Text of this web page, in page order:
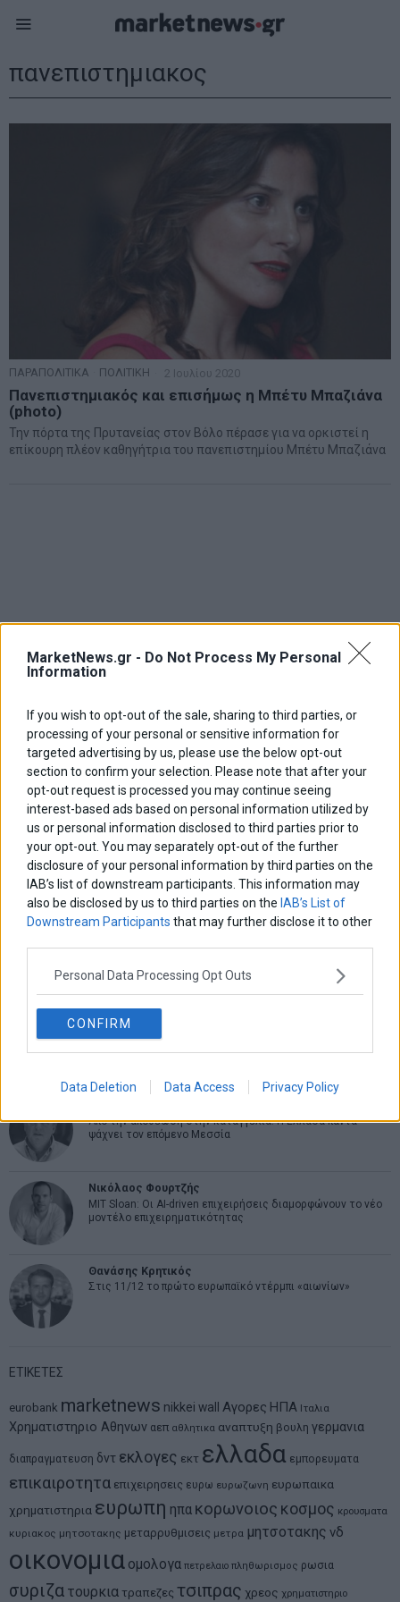
MarketNews.gr - Do Not Process My Personal
Information
If you wish to opt-out of the sale, sharing to third parties, or
processing of your personal or sensitive information for
targeted advertising by us, please use the below opt-out
section to confirm your selection. Please note that after your
opt-out request is processed you may continue seeing
interest-based ads based on personal information utilized by
us or personal information disclosed to third parties prior to
your opt-out. You may separately opt-out of the further
disclosure of your personal information by third parties on the
IAB’s list of downstream participants. This information may
also be disclosed by us to third parties on the IAB’s List of
Downstream Participants that may further disclose it to other
Personal Data Processing Opt Outs
CONFIRM
Data Deletion Data Access Privacy Policy
πανεπιστημιακος
ΠΑΡΑΠΟΛΙΤΙΚΑ ΠΟΛΙΤΙΚΗ 2 Ιουλίου 2020
Πανεπιστημιακός και επισήμως η Μπέτυ Μπαζιάνα
(photo)
Την πόρτα της Πρυτανείας στον Βόλο πέρασε για να ορκιστεί η
επίκουρη πλέον καθηγήτρια του πανεπιστημίου Μπέτυ Μπαζιάνα
ΑΡΘΡΟΓΡΑΦΟΙ
Ελευθερία Κούρταλη
Οι «τιμωροί» των ομολόγων επέστρεψαν
Σταματίνα Σταματάκου
Η βία κατά των ζώων δεν αντέχει βολικές ερμηνείες
Από την αποθέωση στην καταγγελία: Η Ελλάδα πάντα
ψάχνει τον επόμενο Μεσσία
Νικόλαος Φουρτζής
MIT Sloan: Οι AI-driven επιχειρήσεις διαμορφώνουν το νέο
μοντέλο επιχειρηματικότητας
Θανάσης Κρητικός
Στις 11/12 το πρώτο ευρωπαϊκό ντέρμπι «αιωνίων»
ΕΤΙΚΕΤΕΣ
eurobank marketnews nikkei wall Αγορες ΗΠΑ Ιταλια
Χρηματιστηριο Αθηνων αεπ αθλητικα αναπτυξη βουλη γερμανια
διαπραγματευση δντ εκλογες εκτ ελλαδα εμπορευματα
επικαιροτητα επιχειρησεις ευρω ευρωζωνη ευρωπαικα
χρηματιστηρια ευρωπη ηπα κορωνοιος κοσμος κρουσματα
κυριακος μητσοτακης μεταρρυθμισεις μετρα μητσοτακης νδ
οικονομια ομολογα πετρελαιο πληθωρισμος ρωσια
συριζα τουρκια τραπεζες τσιπρας χρεος χρηματιστηριο